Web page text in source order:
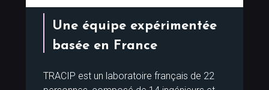
Une équipe expérimentée
basée en France
TRACIP est un laboratoire français de 22